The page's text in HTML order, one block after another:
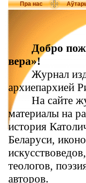
Пра нас
Добро
вера»!
Журнал
архиепархией
На сайте
материалы на
история
Беларуси,
теологов,
авторов.